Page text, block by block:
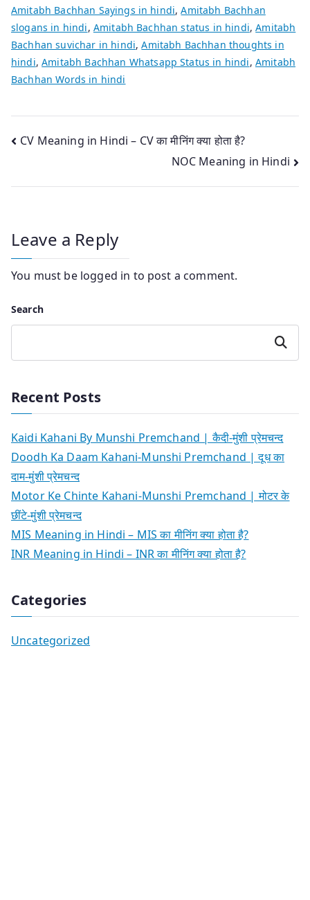
Amitabh Bachhan Sayings in hindi,Amitabh Bachhan
slogans in hindi, Amitabh Bachhan status in hindi,Amitabh
Bachhan suvichar in hindi,Amitabh Bachhan thoughts in
hindi,Amitabh Bachhan Whatsapp Status in hindi, Amitabh
Bachhan Words in hindi
Post
CV Meaning in Hindi – CV का मीनिंग क्या होता है?
NOC Meaning in Hindi
Leave a Reply
You must be logged in to post a comment.
Search
Search
Recent Posts
Kaidi Kahani By Munshi Premchand | कैदी-मुंशी प्रेमचन्द
Doodh Ka Daam Kahani-Munshi Premchand | दूध का
दाम-मुंशी प्रेमचन्द
Motor Ke Chinte Kahani-Munshi Premchand | मोटर के
छींटे-मुंशी प्रेमचन्द
MIS Meaning in Hindi – MIS का मीनिंग क्या होता है?
INR Meaning in Hindi – INR का मीनिंग क्या होता है?
Categories
Uncategorized